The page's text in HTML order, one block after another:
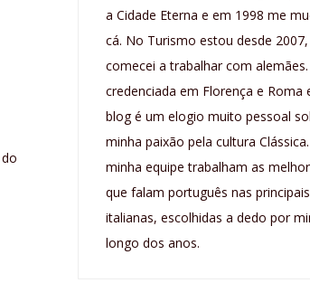
a Cidade Eterna e em 1998 me
cá. No Turismo estou desde
comecei a trabalhar com
credenciada em Florença e Roma
blog é um elogio muito pessoal
minha paixão pela cultura
minha equipe trabalham as
que falam português nas
italianas, escolhidas a dedo por
longo dos anos.